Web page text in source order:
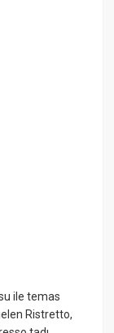
ile temas
Ristretto,